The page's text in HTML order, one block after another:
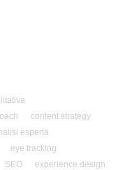
content strategy
esperta
eye tracking
SEO
experience design